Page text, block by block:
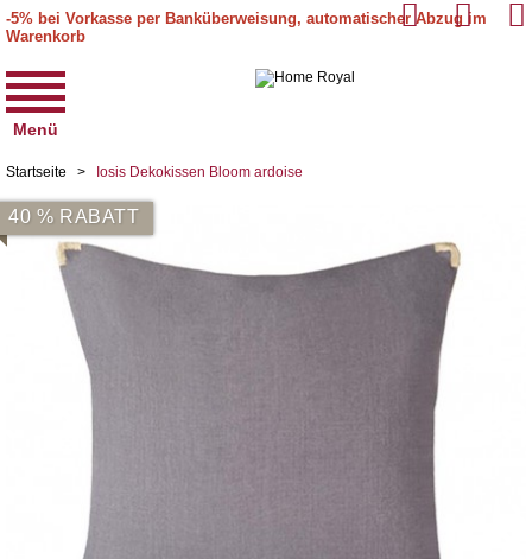
-5% bei Vorkasse per Banküberweisung, automatischer Abzug im
Warenkorb
Menü
Startseite > Iosis Dekokissen Bloom ardoise
40 % RABATT